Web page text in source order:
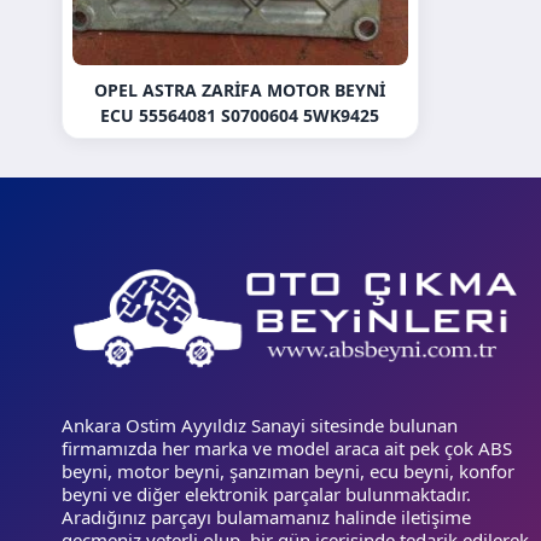
OPEL ASTRA ZARIFA MOTOR BEYNI
ECU 55564081 S0700604 5WK9425
Ankara Ostim Ayyıldız Sanayi sitesinde bulunan
firmamızda her marka ve model araca ait pek çok ABS
beyni, motor beyni, şanzıman beyni, ecu beyni, konfor
beyni ve diğer elektronik parçalar bulunmaktadır.
Aradığınız parçayı bulamamanız halinde iletişime